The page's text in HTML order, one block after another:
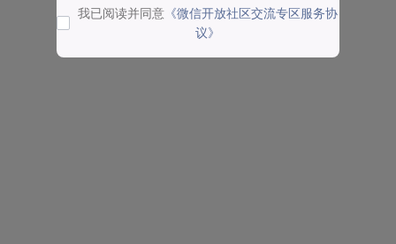
我已阅读并同意 《微信开放社区交流专区服务协
议》